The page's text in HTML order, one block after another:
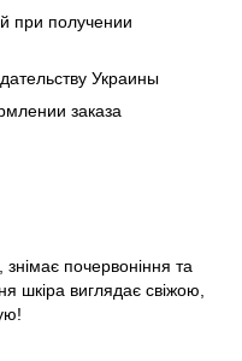
при получении
Украины
заказа
почервоніння та
шкіра виглядає свіжою,